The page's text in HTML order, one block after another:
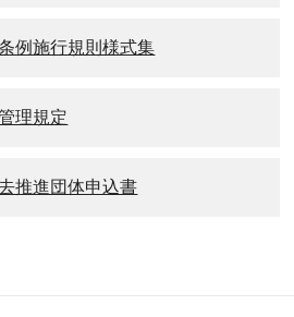
例施行規則様式集
理規定
推進団体申込書